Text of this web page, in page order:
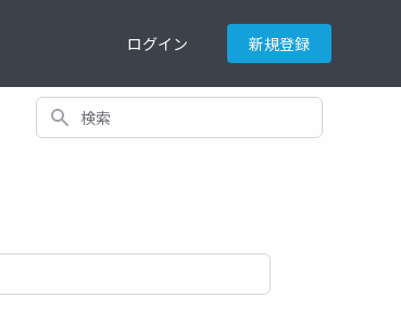
ログイン 新規登録
検索